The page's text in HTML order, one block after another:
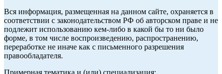
Вся информация, размещенная на данном сайте, охраняется в
соответствии с законодательством РФ об авторском праве и не
подлежит использованию кем-либо в какой бы то ни было
форме, в том числе воспроизведению, распространению,
переработке не иначе как с письменного разрешения
правообладателя.